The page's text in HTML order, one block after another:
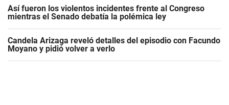
Así fueron los violentos incidentes frente al Congreso
mientras el Senado debatía la polémica ley
Candela Arizaga reveló detalles del episodio con Facundo
Moyano y pidió volver a verlo